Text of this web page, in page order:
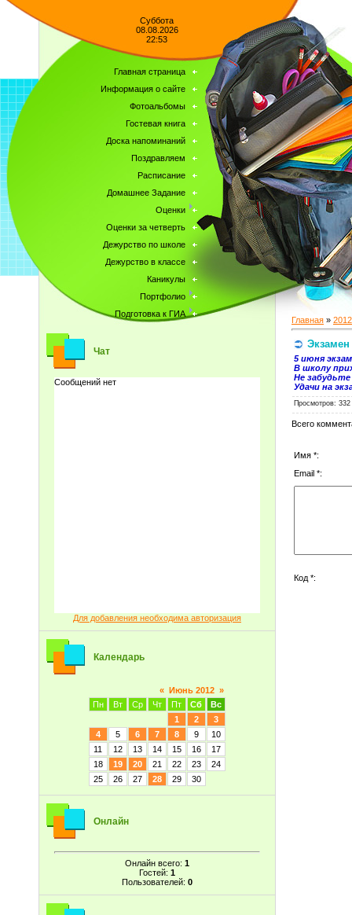
Суббота
08.08.2026
22:53
Главная страница
Информация о сайте
Фотоальбомы
Гостевая книга
Доска напоминаний
Поздравляем
Расписание
Домашнее Задание
Оценки
Оценки за четверть
Дежурство по школе
Дежурство в классе
Каникулы
Портфолио
Подготовка к ГИА
Чат
Для добавления необходима авторизация
Календарь
« Июнь 2012 »
Пн
Вт Ср Чт Пт Сб
Вс
1
2
3
4
5 6 7 8 9
10
11
12 13 14 15 16
17
18
19 20 21 22 23
24
25
26 27 28 29 30
Онлайн
Онлайн всего: 1
Гостей: 1
Пользователей: 0
Главная » 2012
5 июня
В школу
Не забудьте
Удачи на
Просмотров:
Всего
Имя *:
Email *:
Код *: